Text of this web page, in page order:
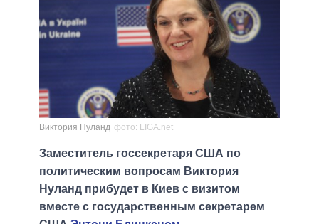
Виктория Нуланд фото: LIGA.net
Заместитель госсекретаря США по
политическим вопросам Виктория
Нуланд прибудет в Киев с визитом
вместе с государственным секретарем